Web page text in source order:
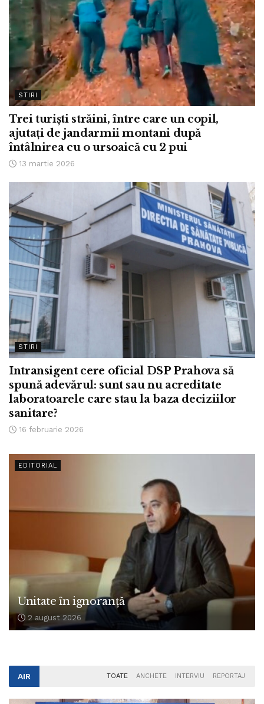
STIRI
Trei turiști străini, între care un copil,
ajutați de jandarmii montani după
întâlnirea cu o ursoaică cu 2 pui
13 martie 2026
STIRI
Intransigent cere oficial DSP Prahova să
spună adevărul: sunt sau nu acreditate
laboratoarele care stau la baza deciziilor
sanitare?
16 februarie 2026
EDITORIAL
Unitate în ignoranță
2 august 2026
AIR TOATE ANCHETE INTERVIU REPORTAJ